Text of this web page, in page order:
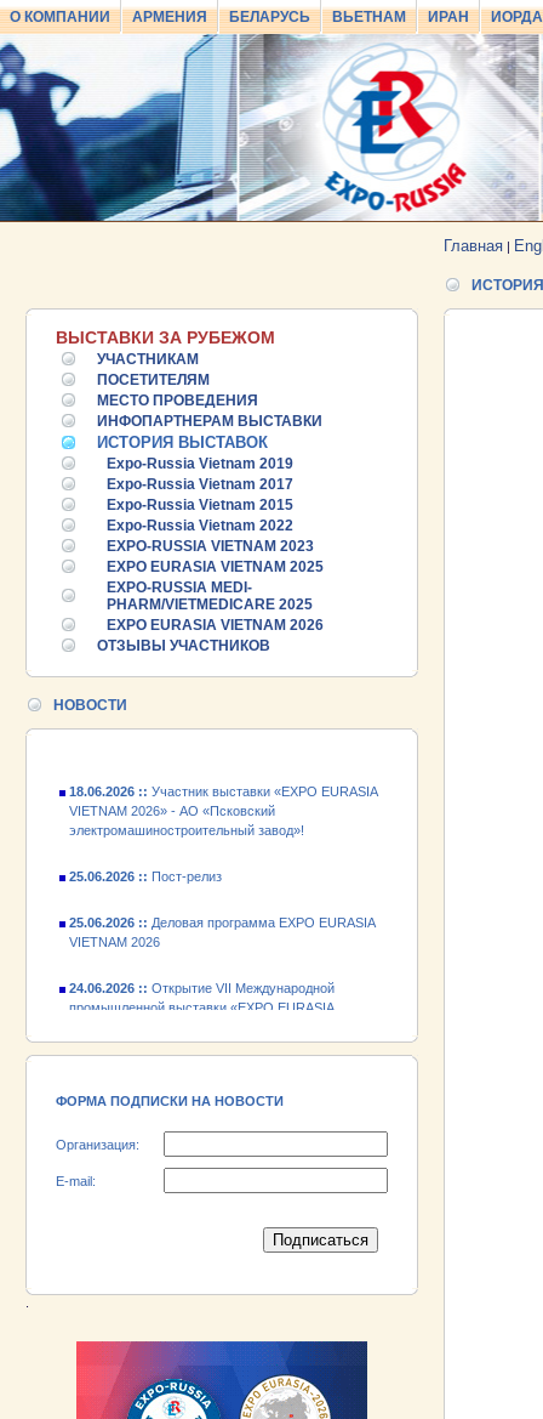
О КОМПАНИИ АРМЕНИЯ БЕЛАРУСЬ ВЬЕТНАМ ИРАН
Главная |
ВЫСТАВКИ ЗА РУБЕЖОМ
УЧАСТНИКАМ
ПОСЕТИТЕЛЯМ
МЕСТО ПРОВЕДЕНИЯ
ИНФОПАРТНЕРАМ ВЫСТАВКИ
ИСТОРИЯ ВЫСТАВОК
Expo-Russia Vietnam 2019
Expo-Russia Vietnam 2017
Expo-Russia Vietnam 2015
Expo-Russia Vietnam 2022
EXPO-RUSSIA VIETNAM 2023
EXPO EURASIA VIETNAM 2025
EXPO-RUSSIA MEDI-
PHARM/VIETMEDICARE 2025
EXPO EURASIA VIETNAM 2026
ОТЗЫВЫ УЧАСТНИКОВ
НОВОСТИ
25.06.2026 :: Пост-релиз
25.06.2026 :: Деловая программа EXPO EURASIA
VIETNAM 2026
24.06.2026 ::Открытие VII Международной
промышленной выставки «EXPO EURASIA
VIETNAM 2026» - АО «Псковский
электромашиностроительный завод»!
VIETNAM 2026
промышленной выставки «EXPO EURASIA
VIETNAM 2026»
ФОРМА ПОДПИСКИ НА НОВОСТИ
Организация:
E-mail: